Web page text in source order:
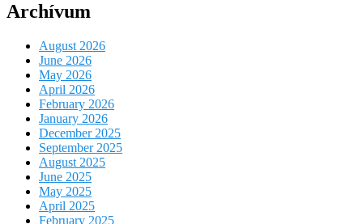
Archívum
August 2026
June 2026
May 2026
April 2026
February 2026
January 2026
December 2025
September 2025
August 2025
June 2025
May 2025
April 2025
February 2025